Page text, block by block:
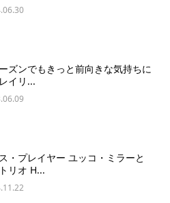
ズンでもきっと前向きな気持ちに
イリ...
・プレイヤー ユッコ・ミラーと
リオ H...